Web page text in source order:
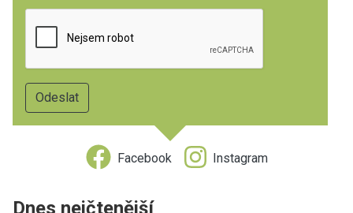
Facebook Instagram
Dnes nejčtenější